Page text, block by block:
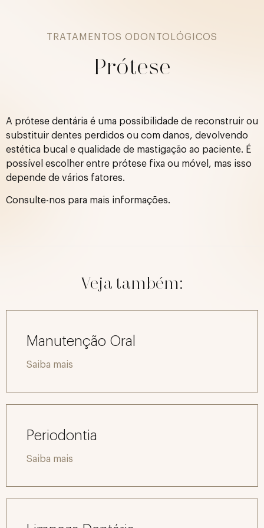
TRATAMENTOS ODONTOLÓGICOS
Prótese
A prótese dentária é uma possibilidade de reconstruir ou
substituir dentes perdidos ou com danos, devolvendo
estética bucal e qualidade de mastigação ao paciente. É
possível escolher entre prótese fixa ou móvel, mas isso
depende de vários fatores.
Consulte-nos para mais informações.
Veja também:
Manutenção Oral
Saiba mais
Periodontia
Saiba mais